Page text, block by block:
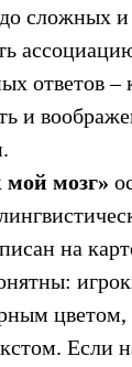
сложных
ответов
и
мозг»
на
цветом,
Если